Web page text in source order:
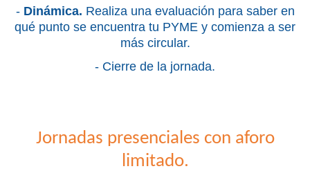
-Dinámica. Realiza una evaluación para saber en
qué punto se encuentra tu PYME y comienza a ser
más circular.
- Cierre de la jornada.
Jornadas presenciales con aforo
limitado.